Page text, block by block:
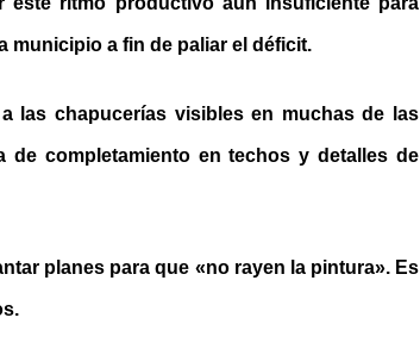
municipio a fin de paliar el déficit.
las chapucerías visibles en muchas de las
de completamiento en techos y detalles de
planes para que «no rayen la pintura». Es